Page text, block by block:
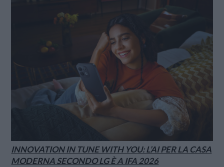
INNOVATION IN TUNE WITH YOU: L’AI PER LA CASA
MODERNA SECONDO LG È A IFA 2026